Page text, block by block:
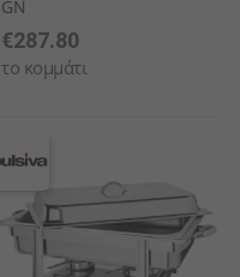
GN
€287.80
το κομμάτι